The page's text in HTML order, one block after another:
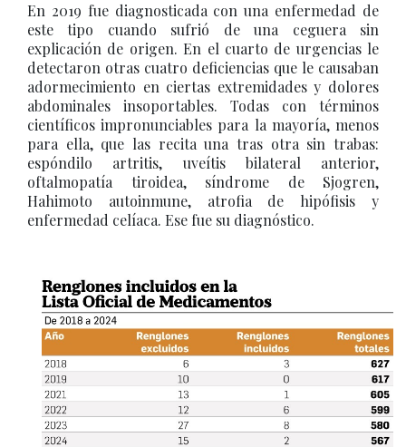
En 2019 fue diagnosticada con una enfermedad de
este tipo cuando sufrió de una ceguera sin
explicación de origen. En el cuarto de urgencias le
detectaron otras cuatro deficiencias que le causaban
adormecimiento en ciertas extremidades y dolores
abdominales insoportables. Todas con términos
científicos impronunciables para la mayoría, menos
para ella, que las recita una tras otra sin trabas:
espóndilo artritis, uveítis bilateral anterior,
oftalmopatía tiroidea, síndrome de Sjogren,
Hahimoto autoinmune, atrofia de hipófisis y
enfermedad celíaca. Ese fue su diagnóstico.